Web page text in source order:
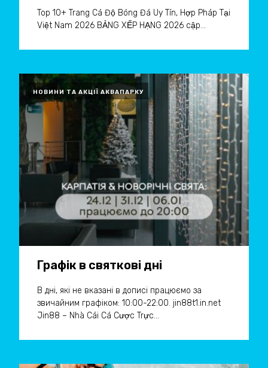
Top 10+ Trang Cá Độ Bóng Đá Uy Tín, Hợp Pháp Tại
Việt Nam 2026 BẢNG XẾP HẠNG 2026 cập...
Графік в святкові дні
НОВИНИ ТА АКЦІЇ АКВАПАРКУ
В дні, які не вказані в дописі працюємо за
звичайним графіком: 10:00-22:00. jin88t1.in.net
Jin88 – Nhà Cái Cá Cược Trực...